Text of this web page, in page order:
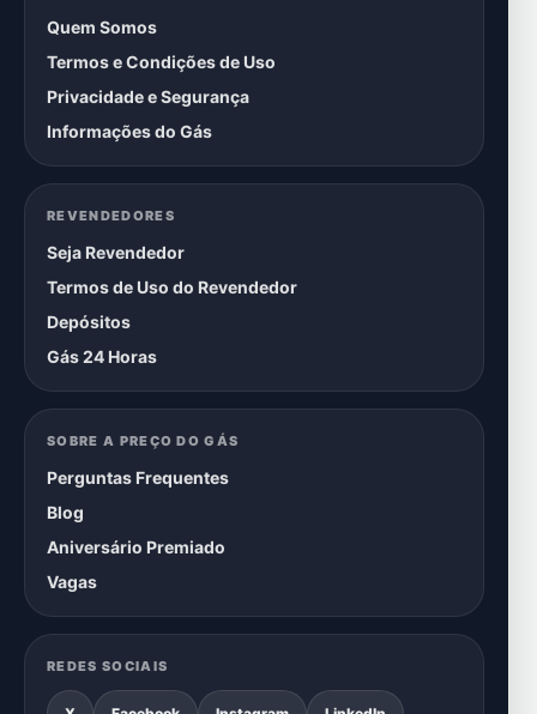
Quem Somos
Termos e Condições de Uso
Privacidade e Segurança
Informações do Gás
REVENDEDORES
Seja Revendedor
Termos de Uso do Revendedor
Depósitos
Gás 24 Horas
SOBRE A PREÇO DO GÁS
Perguntas Frequentes
Blog
Aniversário Premiado
Vagas
REDES SOCIAIS